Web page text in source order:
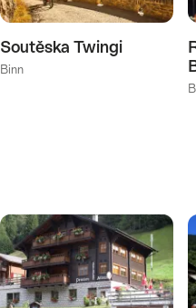
Soutěska Twingi
Binn